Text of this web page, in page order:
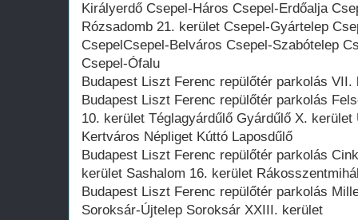
Királyerdő Csepel-Háros Csepel-Erdőalja
Rózsadomb 21. kerület Csepel-Gyártelep
CsepelCsepel-Belváros Csepel-Szabótelep
Csepel-Ófalu
Budapest Liszt Ferenc repülőtér parkolás
Budapest Liszt Ferenc repülőtér parkolás
10. kerület Téglagyárdűlő Gyárdűlő X.
Kertváros Népliget Kúttó Laposdűlő
Budapest Liszt Ferenc repülőtér parkolás
kerület Sashalom 16. kerület
Budapest Liszt Ferenc repülőtér parkolás
Soroksár-Újtelep Soroksár XXIII. kerület